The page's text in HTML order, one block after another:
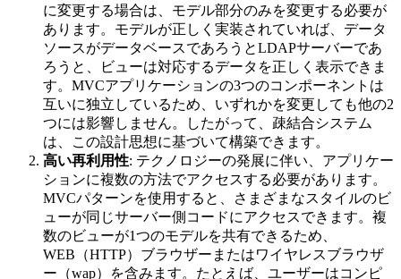
に変更する場合は、モデル部分のみを変更する必要が
あります。モデルが正しく実装されていれば、データ
ソースがデータベースであろうとLDAPサーバーであ
ろうと、ビューは対応するデータを正しく表示できま
す。MVCアプリケーションの3つのコンポーネントは
互いに独立しているため、いずれかを変更しても他の2
つには影響しません。したがって、疎結合システム
は、この設計思想に基づいて構築できます。
高い再利用性: テクノロジーの発展に伴い、アプリケー
ションに複数の方法でアクセスする必要があります。
MVCパターンを使用すると、さまざまなスタイルのビ
ューが同じサーバー側コードにアクセスできます。複
数のビューが1つのモデルを共有できるため、
WEB（HTTP）ブラウザーまたはワイヤレスブラウザ
ー（wap）を含みます。たとえば、ユーザーはコンピ